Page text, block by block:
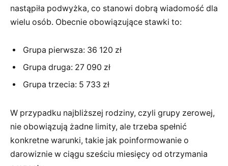
nastąpiła podwyżka, co stanowi dobrą wiadomość dla
wielu osób. Obecnie obowiązujące stawki to:
Grupa pierwsza: 36 120 zł
Grupa druga: 27 090 zł
Grupa trzecia: 5 733 zł
W przypadku najbliższej rodziny, czyli grupy zerowej,
nie obowiązują żadne limity, ale trzeba spełnić
konkretne warunki, takie jak poinformowanie o
darowiznie w ciągu sześciu miesięcy od otrzymania